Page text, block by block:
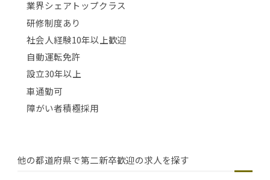
業界シェアトップクラス
研修制度あり
社会人経験10年以上歓迎
自動運転免許
設立30年以上
車通勤可
障がい者積極採用
他の都道府県で第二新卒歓迎の求人を探す